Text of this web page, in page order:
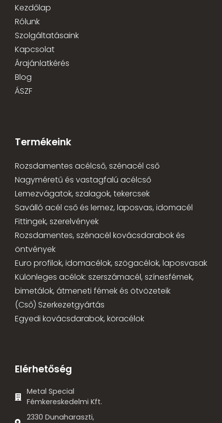
Kezdőlap
Rólunk
Szolgáltatásaink
Kapcsolat
Árajánlatkérés
Blog
ÁSZF
Termékeink
Rozsdamentes acélcső, szénacél cső
Nagyméretű és vastagfalú acélcső
Lemezvágatok, szalagok, tekercsek
Saválló acél cső és lemez, laposvas, idomacél
Fittingek, szerelvények
Rozsdamentes, szénacél kovácsdarabok és
öntvények
Euro profilok, idomacélok, szögacélok, laposvasak
Különleges acélok: szerszámacél, színesfémek,
bimetálok, átmeneti fémek és ötvözeteik
(Cső) Szerkezetgyártás
Egyedi kovácsdarabok, köracélok
Elérhetőség
Metal Special
Fémkereskedelmi Kft.
2330 Dunaharaszti,